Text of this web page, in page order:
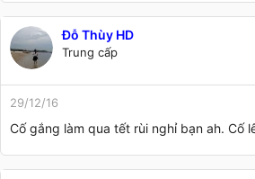
Đỗ Thùy HD
Trung cấp
29/12/16
Cố gắng làm qua tết rùi nghỉ bạn ah. Cố